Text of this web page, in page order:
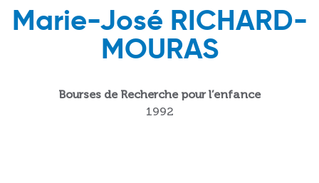
Marie-José RICHARD-
MOURAS
Bourses de Recherche pour l’enfance
1992